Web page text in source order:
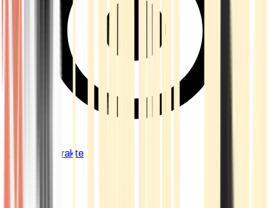
Cannabis Extrakte